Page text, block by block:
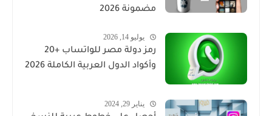
مضمونة 2026
يوليو 14, 2026
رمز دولة مصر للواتساب +20
وأكواد الدول العربية الكاملة 2026
يناير 29, 2024